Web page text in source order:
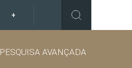
+
PESQUISA AVANÇADA